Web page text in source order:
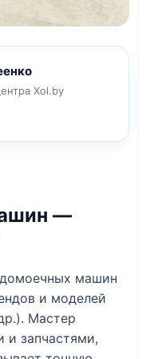
Xol.by
—
машин
и моделей
Мастер
и запчастями,